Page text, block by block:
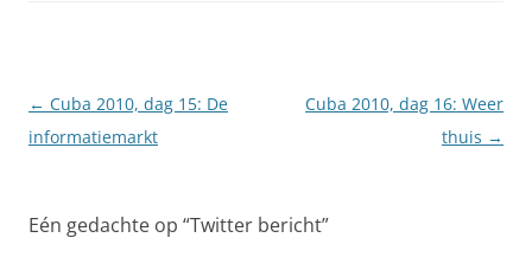
Berichtnavigatie
← Cuba 2010, dag 15: De
informatiemarkt
Cuba 2010, dag 16: Weer
thuis →
Eén gedachte op “Twitter bericht”